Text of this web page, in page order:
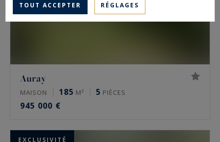
Auray
MAISON 185 M² 5 PIÈCES
945 000 €
EXCLUSIVITÉ
TOUT ACCEPTER RÉGLAGES